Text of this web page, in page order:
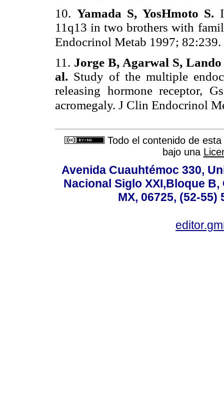
10. Yamada S, YosHmoto S.
11q13 in two brothers with
Endocrinol Metab 1997; 82:239.
11. Jorge B, Agarwal S,
al. Study of the multiple
releasing hormone receptor,
acromegaly. J Clin Endocrinol
Todo el contenido de
bajo una
Avenida Cuauhtémoc 330,
Nacional Siglo XXI,Bloque
MX, 06725, (52-55)